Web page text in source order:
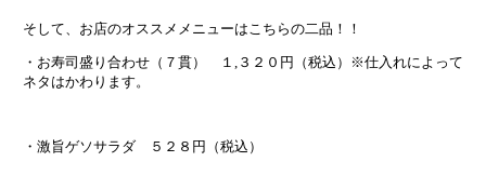
そして、お店のオススメメニューはこちらの二品！！
・お寿司盛り合わせ（７貫） １,３２０円（税込）※仕入れによって
ネタはかわります。
・激旨ゲソサラダ ５２８円（税込）